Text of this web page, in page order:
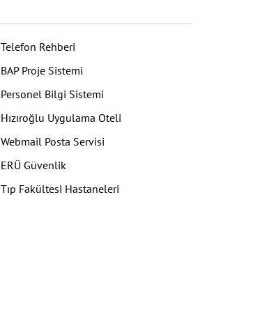
Telefon Rehberi
BAP Proje Sistemi
Personel Bilgi Sistemi
Hızıroğlu Uygulama Oteli
Webmail Posta Servisi
ERÜ Güvenlik
Tıp Fakültesi Hastaneleri